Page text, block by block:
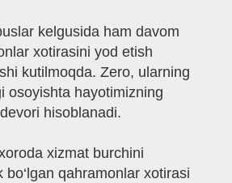
kelgusida ham davom
xotirasini yod etish
kutilmoqda. Zero, ularning
osoyishta hayotimizning
hisoblanadi.
xizmat burchini
bo‘lgan qahramonlar xotirasi